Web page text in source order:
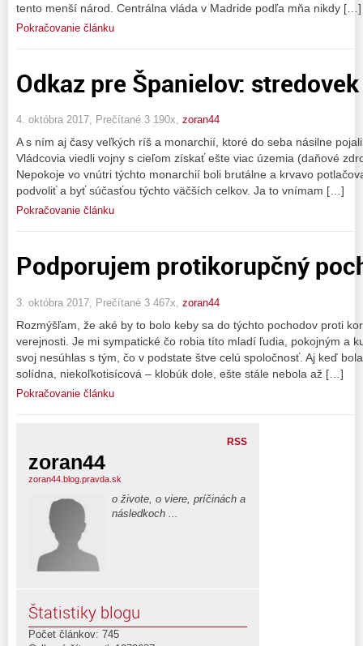
tento menší národ. Centrálna vláda v Madride podľa mňa nikdy […]
Pokračovanie článku
Odkaz pre Španielov:
4. októbra 2017, Prečítané 3 190x, zoran44
A s ním aj časy veľkých ríš a monarchií, ktoré do seba násilne
Vládcovia viedli vojny s cieľom získať ešte viac územia (daňové
Nepokoje vo vnútri týchto monarchií boli brutálne a krvavo
podvoliť a byť súčasťou týchto väčších celkov. Ja to vnímam […]
Pokračovanie článku
Podporujem protikorupčný
3. októbra 2017, Prečítané 3 467x, zoran44
Rozmýšľam, že aké by to bolo keby sa do týchto pochodov proti
verejnosti. Je mi sympatické čo robia títo mladí ľudia, pokojným a
svoj nesúhlas s tým, čo v podstate štve celú spoločnosť. Aj keď
solídna, niekoľkotisícová – klobúk dole, ešte stále nebola až […]
Pokračovanie článku
RSS
zoran44
zoran44.blog.pravda.sk
o živote, o viere, príčinách a
následkoch ...
Štatistiky blogu
Počet článkov: 745